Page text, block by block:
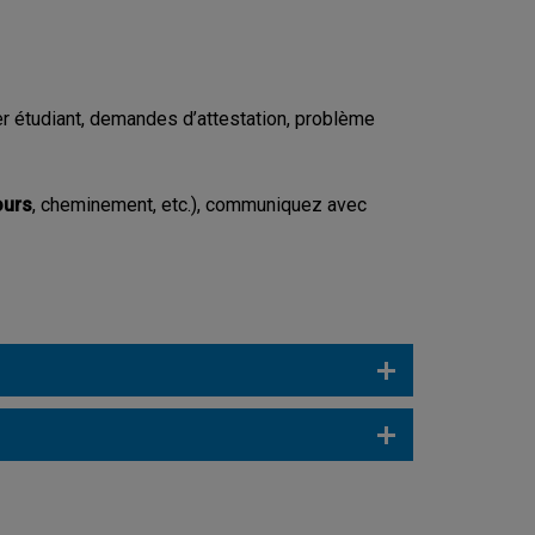
étudiant, demandes d’attestation, problème
, cheminement, etc.), communiquez avec